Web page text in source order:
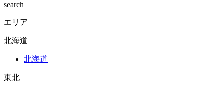
search
エリア
北海道
北海道
東北